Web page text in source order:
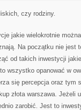
czy rodziny.
jakie wielokrotnie
Na początku nie jest
od takich inwestycji
wszystko opanować w
się percepcja oraz tym
złota warszawa. Jeżeli
zarobić. Jest to